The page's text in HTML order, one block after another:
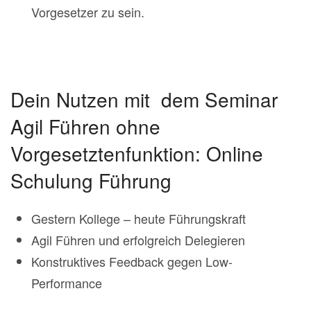
Vorgesetzer zu sein.
Dein Nutzen mit dem Seminar
Agil Führen ohne
Vorgesetztenfunktion: Online
Schulung Führung
Gestern Kollege – heute Führungskraft
Agil Führen und erfolgreich Delegieren
Konstruktives Feedback gegen Low-
Performance